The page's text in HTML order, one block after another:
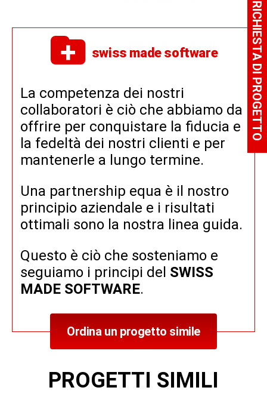
swiss made software
La competenza dei nostri
collaboratori è ciò che abbiamo da
offrire per conquistare la fiducia e
la fedeltà dei nostri clienti e per
mantenerle a lungo termine.
Una partnership equa è il nostro
principio aziendale e i risultati
ottimali sono la nostra linea guida.
Questo è ciò che sosteniamo e
seguiamo i principi del SWISS
MADE SOFTWARE.
Ordina un progetto simile
PROGETTI SIMILI
RICHIESTA DI PROGETTO